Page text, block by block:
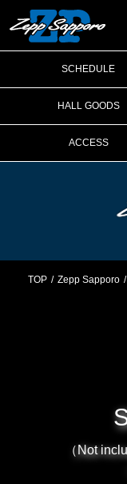
SCHEDULE
HALL GOODS
ACCESS
TOP Zepp Sapporo
（Not